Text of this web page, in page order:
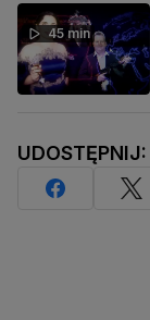
45 min
UDOSTĘPNIJ: